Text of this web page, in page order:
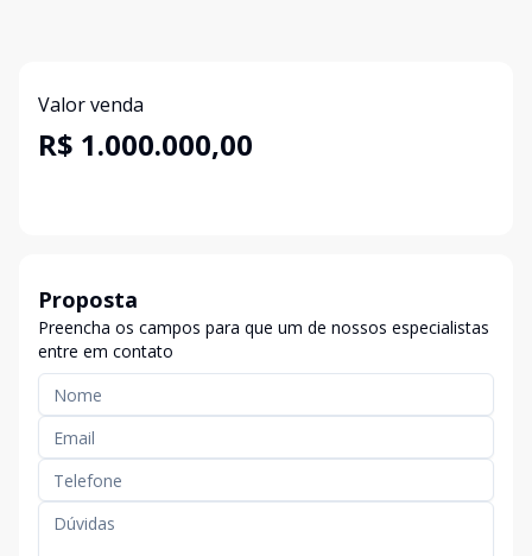
Valor venda
R$ 1.000.000,00
Proposta
Preencha os campos para que um de nossos especialistas
entre em contato